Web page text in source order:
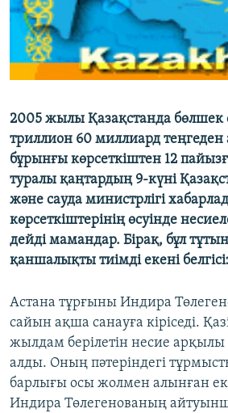
ЖАЗЫЛЫҢЫЗ
2005 жылы Қазақстанда бөлшек
триллион 60 миллиард теңгеден
бұрынғы көрсеткіштен 12
туралы қаңтардың 9-күні
және сауда министрлігі
көрсеткіштерінің өсуінде
дейді мамандар. Бірақ, бұл
қаншалықты тиімді екені
Астана тұрғыны Индира
сайын ақша санауға кіріседі.
жылдам берілетін несие арқылы
алды. Оның пәтеріндегі
барлығы осы жолмен алынған
Индира Төлегенованың